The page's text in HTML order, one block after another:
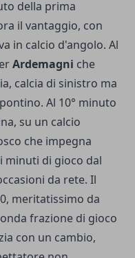
della prima
il vantaggio, con
in calcio d'angolo. Al
Ardemagni che
calcia di sinistro ma
Al 10° minuto
su un calcio
che impegna
minuti di gioco dal
da rete. Il
meritatissimo da
frazione di gioco
con un cambio,